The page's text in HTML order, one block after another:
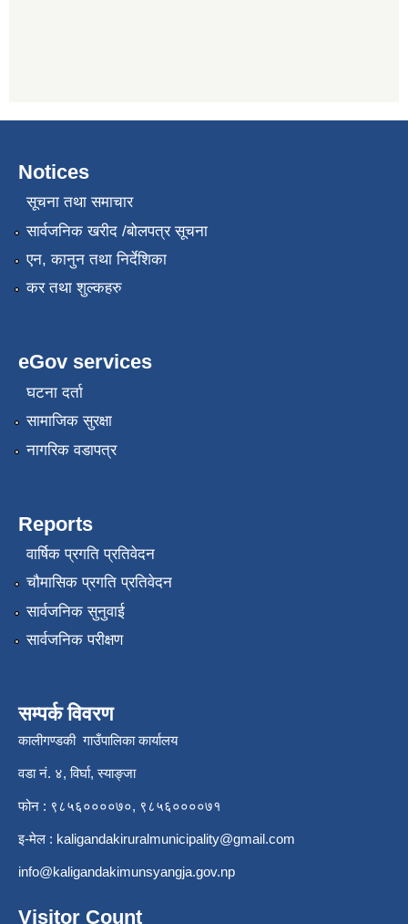
Notices
सूचना तथा समाचार
सार्वजनिक खरीद /बोलपत्र सूचना
एन, कानुन तथा निर्देशिका
कर तथा शुल्कहरु
eGov services
घटना दर्ता
सामाजिक सुरक्षा
नागरिक वडापत्र
Reports
वार्षिक प्रगति प्रतिवेदन
चौमासिक प्रगति प्रतिवेदन
सार्वजनिक सुनुवाई
सार्वजनिक परीक्षण
सम्पर्क विवरण
कालीगण्डकी गाउँपालिका कार्यालय
वडा नं. ४, विर्घा, स्याङ्जा
फोन : ९८५६००००७०, ९८५६००००७१
इ-मेल : kaligandakiruralmunicipality@gmail.com
info@kaligandakimunsyangja.gov.np
Visitor Count